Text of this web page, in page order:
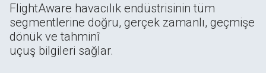
FlightAware havacılık endüstrisinin tüm
segmentlerine doğru, gerçek zamanlı, geçmişe
dönük ve tahminî
uçuş bilgileri sağlar.